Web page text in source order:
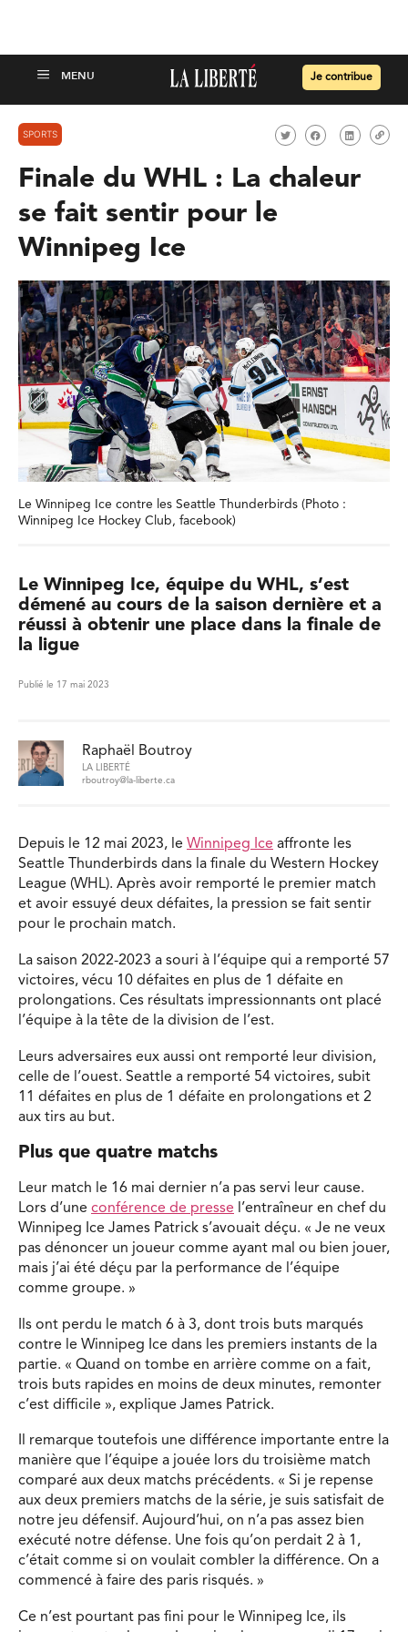
Je contribue
SPORTS
Finale du WHL : La chaleur
se fait sentir pour le
Winnipeg Ice
Le Winnipeg Ice contre les Seattle Thunderbirds (Photo :
Winnipeg Ice Hockey Club, facebook)
Le Winnipeg Ice, équipe du WHL, s’est
démené au cours de la saison dernière et a
réussi à obtenir une place dans la finale de
la ligue
Publié le 17 mai 2023
Raphaël Boutroy
LA LIBERTÉ
rboutroy@la-liberte.ca
Depuis le 12 mai 2023, le Winnipeg Ice affronte les
Seattle Thunderbirds dans la finale du Western Hockey
League (WHL). Après avoir remporté le premier match
et avoir essuyé deux défaites, la pression se fait sentir
pour le prochain match.
La saison 2022-2023 a souri à l’équipe qui a remporté 57
victoires, vécu 10 défaites en plus de 1 défaite en
prolongations. Ces résultats impressionnants ont placé
l’équipe à la tête de la division de l’est.
Leurs adversaires eux aussi ont remporté leur division,
celle de l’ouest. Seattle a remporté 54 victoires, subit
11 défaites en plus de 1 défaite en prolongations et 2
aux tirs au but.
Plus que quatre matchs
Leur match le 16 mai dernier n’a pas servi leur cause.
Lors d’une conférence de presse l’entraîneur en chef du
Winnipeg Ice James Patrick s’avouait déçu. « Je ne veux
pas dénoncer un joueur comme ayant mal ou bien jouer,
mais j’ai été déçu par la performance de l’équipe
comme groupe. »
Ils ont perdu le match 6 à 3, dont trois buts marqués
contre le Winnipeg Ice dans les premiers instants de la
partie. « Quand on tombe en arrière comme on a fait,
trois buts rapides en moins de deux minutes, remonter
c’est difficile », explique James Patrick.
Il remarque toutefois une différence importante entre la
manière que l’équipe a jouée lors du troisième match
comparé aux deux matchs précédents. « Si je repense
aux deux premiers matchs de la série, je suis satisfait de
notre jeu défensif. Aujourd’hui, on n’a pas assez bien
exécuté notre défense. Une fois qu’on perdait 2 à 1,
c’était comme si on voulait combler la différence. On a
commencé à faire des paris risqués. »
Ce n’est pourtant pas fini pour le Winnipeg Ice, ils